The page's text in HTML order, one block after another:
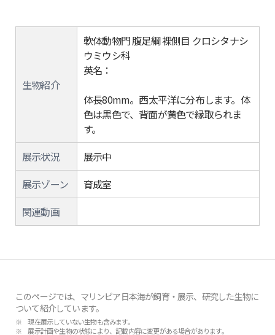
生物紹介
軟体動物門 腹足綱 裸側目 クロシタナシ
ウミウシ科
英名：
体長80mm。西太平洋に分布します。体
色は黒色で、背面が黄色で縁取られま
す。
展示状況
展示中
展示ゾーン
育成室
関連動画
このページでは、マリンピア日本海が飼育・展示、研究した生物に
ついて紹介しています。
※ 現在展示していない生物も含みます。
※ 展示計画や生物の状態により、記載内容に変更がある場合があります。